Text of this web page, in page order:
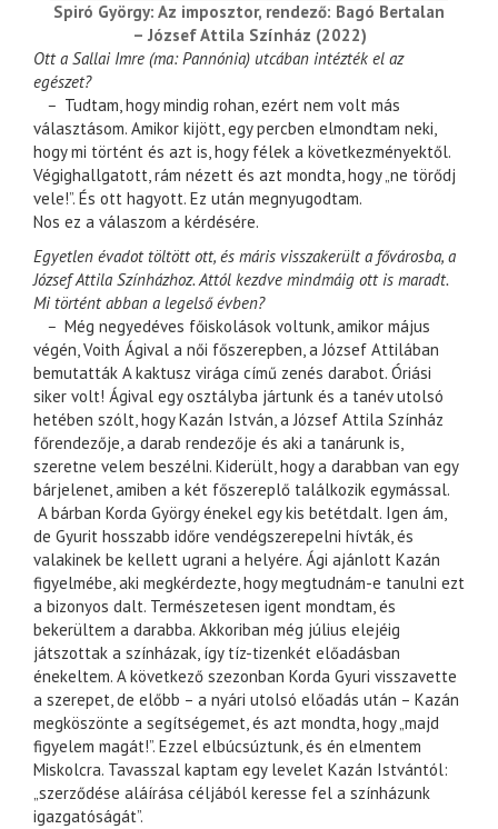
Spiró György: Az imposztor, rendező: Bagó Bertalan
– József Attila Színház (2022)
Ott a Sallai Imre (ma: Pannónia) utcában intézték el az
egészet?
– Tudtam, hogy mindig rohan, ezért nem volt más
választásom. Amikor kijött, egy percben elmondtam neki,
hogy mi történt és azt is, hogy félek a következményektől.
Végighallgatott, rám nézett és azt mondta, hogy „ne törődj
vele!”. És ott hagyott. Ez után megnyugodtam.
Nos ez a válaszom a kérdésére.
Egyetlen évadot töltött ott, és máris visszakerült a fővárosba, a
József Attila Színházhoz. Attól kezdve mindmáig ott is maradt.
Mi történt abban a legelső évben?
– Még negyedéves főiskolások voltunk, amikor május
végén, Voith Ágival a női főszerepben, a József Attilában
bemutatták A kaktusz virága című zenés darabot. Óriási
siker volt! Ágival egy osztályba jártunk és a tanév utolsó
hetében szólt, hogy Kazán István, a József Attila Színház
főrendezője, a darab rendezője és aki a tanárunk is,
szeretne velem beszélni. Kiderült, hogy a darabban van egy
bárjelenet, amiben a két főszereplő találkozik egymással.
A bárban Korda György énekel egy kis betétdalt. Igen ám,
de Gyurit hosszabb időre vendégszerepelni hívták, és
valakinek be kellett ugrani a helyére. Ági ajánlott Kazán
figyelmébe, aki megkérdezte, hogy megtudnám-e tanulni ezt
a bizonyos dalt. Természetesen igent mondtam, és
bekerültem a darabba. Akkoriban még július elejéig
játszottak a színházak, így tíz-tizenkét előadásban
énekeltem. A következő szezonban Korda Gyuri visszavette
a szerepet, de előbb – a nyári utolsó előadás után – Kazán
megköszönte a segítségemet, és azt mondta, hogy „majd
figyelem magát!”. Ezzel elbúcsúztunk, és én elmentem
Miskolcra. Tavasszal kaptam egy levelet Kazán Istvántól:
„szerződése aláírása céljából keresse fel a színházunk
igazgatóságát”.